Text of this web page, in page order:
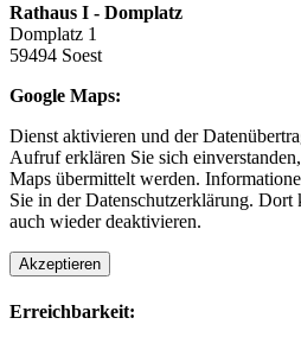
Rathaus I - Domplatz
Domplatz 1
59494 Soest
Google Maps:
Dienst aktivieren und der
Aufruf erklären Sie sich
Maps übermittelt werden.
Sie in der Datenschutzerklärung. Dort
auch wieder deaktivieren.
Akzeptieren
Erreichbarkeit: